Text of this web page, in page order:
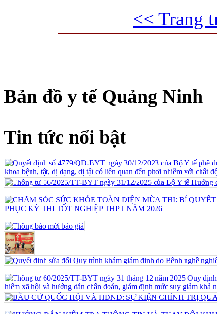
<< Trang
Bản đồ y tế Quảng Ninh
Tin tức nổi bật